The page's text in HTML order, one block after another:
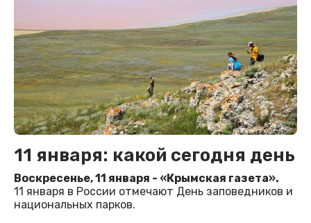
11 января: какой сегодня день
Воскресенье, 11 января - «Крымская газета».
11 января в России отмечают День заповедников и
национальных парков.